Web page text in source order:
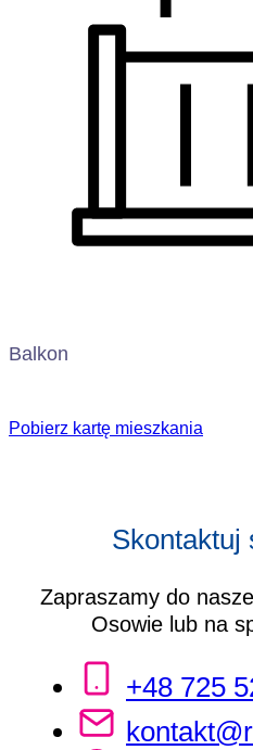
Balkon
Pobierz kartę mieszkania
Skontaktuj
Zapraszamy do
Osowie lub na
+48 725